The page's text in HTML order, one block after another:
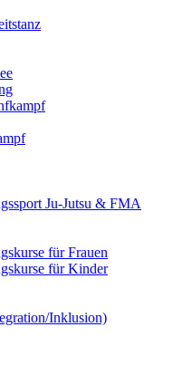
Ju-Jutsu & FMA
für Frauen
für Kinder
Inklusion)